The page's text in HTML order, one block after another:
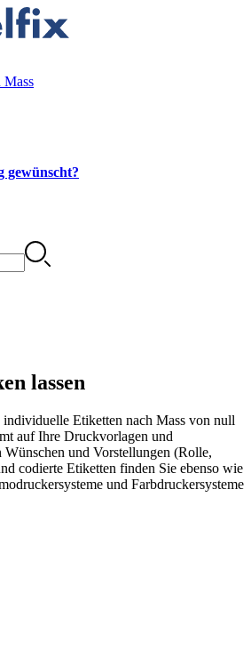
Mass
gewünscht?
lassen
Etiketten nach Mass von null
auf Ihre Druckvorlagen und
und Vorstellungen (Rolle,
codierte Etiketten finden Sie ebenso wie
und Farbdruckersysteme